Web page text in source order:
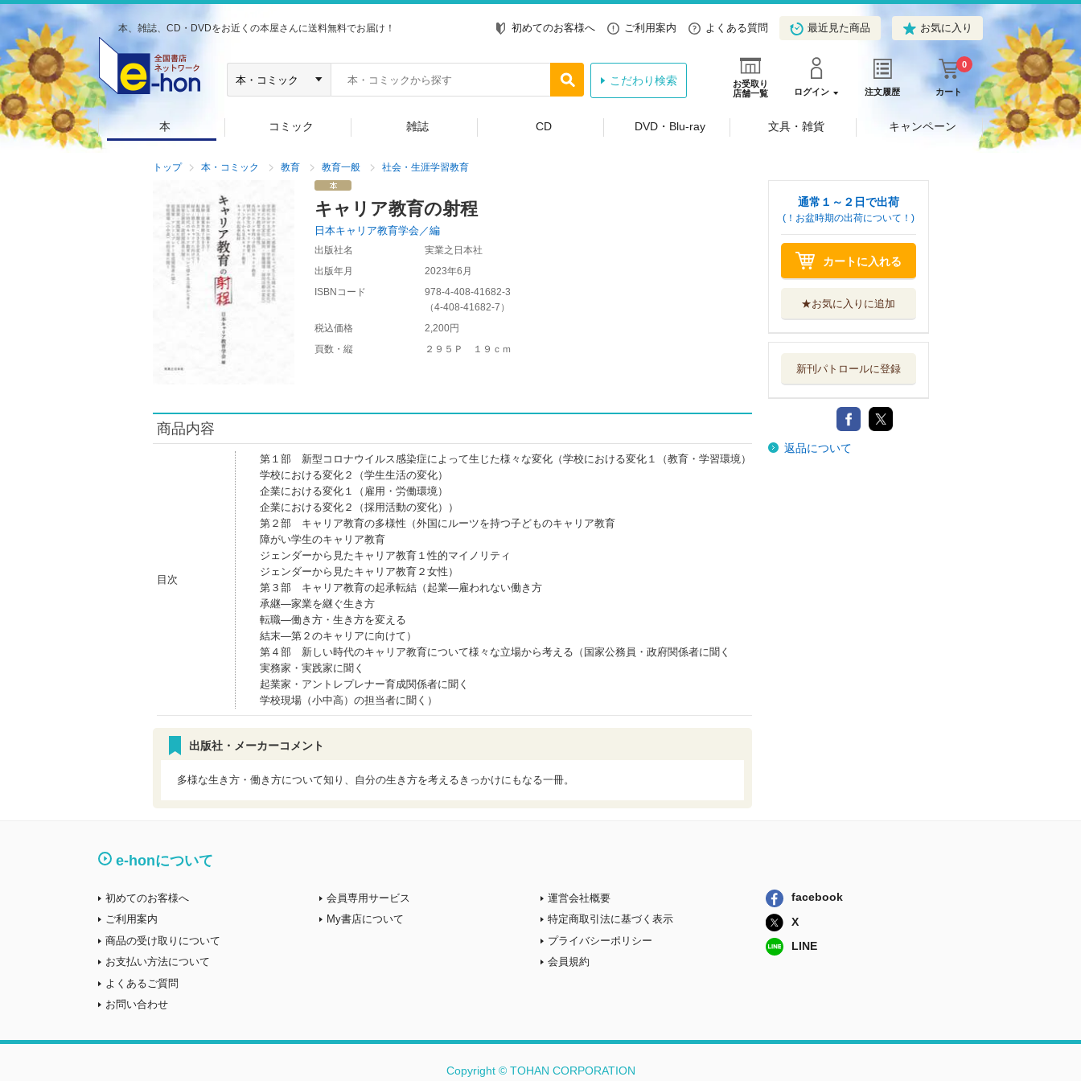
本、雑誌、CD・DVDをお近くの本屋さんに送料無料でお届け！ 初めてのお客様へ ご利用案内 よくある質問 最近見た商品 お気に入り
お受取り
店舗一覧
ログイン 注文履歴 カート
0
こだわり検索
本 コミック 雑誌 CD DVD・Blu-ray 文具・雑貨 キャンペーン
トップ 本・コミック 教育 教育一般 社会・生涯学習教育
キャリア教育の射程
日本キャリア教育学会／編
出版社名
実業之日本社
出版年月
2023年6月
ISBNコード
978-4-408-41682-3
（4-408-41682-7 ）
税込価格
2,200円
頁数・縦
２９５Ｐ １９ｃｍ
商品内容
目次
第１部 新型コロナウイルス感染症によって生じた様々な変化（学校における変化１（教育・学習環境）
学校における変化２（学生生活の変化）
企業における変化１（雇用・労働環境）
企業における変化２（採用活動の変化））
第２部 キャリア教育の多様性（外国にルーツを持つ子どものキャリア教育
障がい学生のキャリア教育
ジェンダーから見たキャリア教育１性的マイノリティ
ジェンダーから見たキャリア教育２女性）
第３部 キャリア教育の起承転結（起業―雇われない働き方
承継―家業を継ぐ生き方
転職―働き方・生き方を変える
結末―第２のキャリアに向けて）
第４部 新しい時代のキャリア教育について様々な立場から考える（国家公務員・政府関係者に聞く
実務家・実践家に聞く
起業家・アントレプレナー育成関係者に聞く
学校現場（小中高）の担当者に聞く）
出版社・メーカーコメント
多様な生き方・働き方について知り、自分の生き方を考えるきっかけにもなる一冊。
通常１～２日で出荷
(！お盆時期の出荷について！)
カートに入れる
★お気に入りに追加
新刊パトロールに登録
返品について
e-honについて
初めてのお客様へ
ご利用案内
商品の受け取りについて
お支払い方法について
よくあるご質問
お問い合わせ
会員専用サービス
My書店について
運営会社概要
特定商取引法に基づく表示
プライバシーポリシー
会員規約
facebook
X
LINE
Copyright © TOHAN CORPORATION